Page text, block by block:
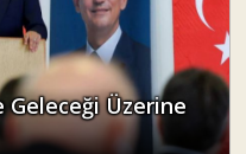
Geleceği Üzerine